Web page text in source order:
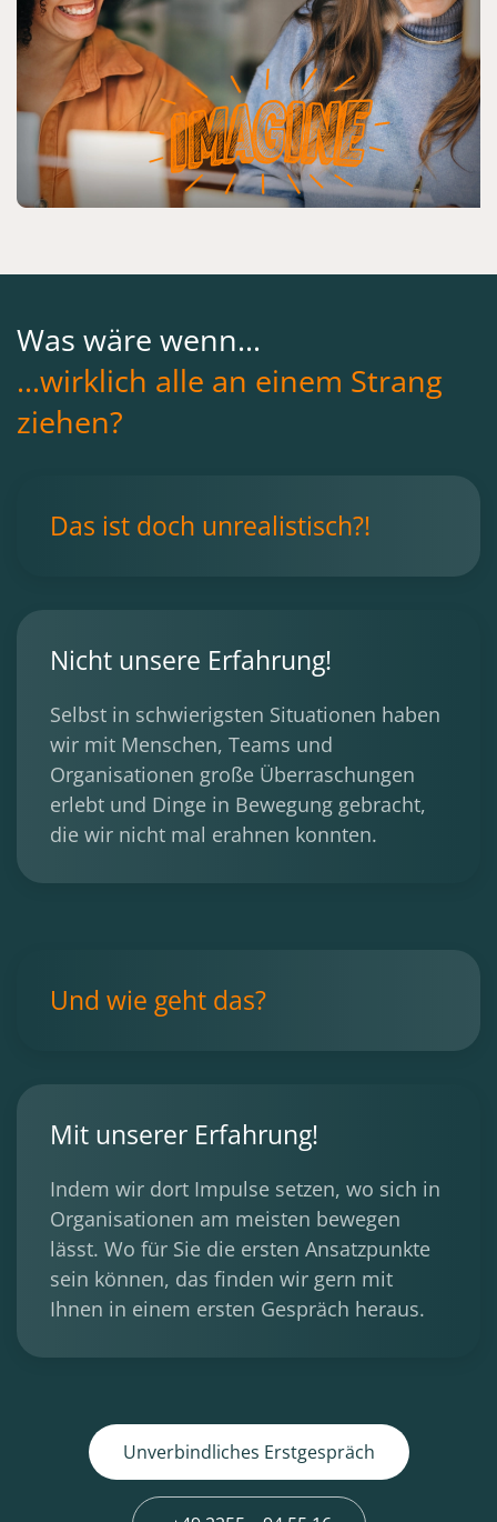
Was wäre wenn...
...wirklich alle an einem Strang
ziehen?
Das ist doch unrealistisch?!
Nicht unsere Erfahrung!
Selbst in schwierigsten Situationen haben
wir mit Menschen, Teams und
Organisationen große Überraschungen
erlebt und Dinge in Bewegung gebracht,
die wir nicht mal erahnen konnten.
Und wie geht das?
Mit unserer Erfahrung!
Indem wir dort Impulse setzen, wo sich in
Organisationen am meisten bewegen
lässt. Wo für Sie die ersten Ansatzpunkte
sein können, das finden wir gern mit
Ihnen in einem ersten Gespräch heraus.
Unverbindliches Erstgespräch